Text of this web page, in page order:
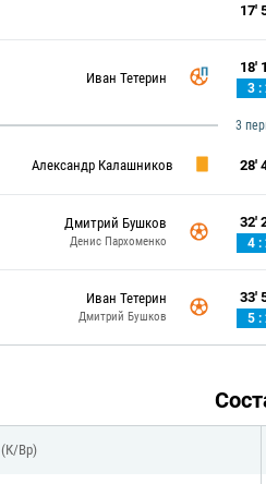
17'
Иван Тетерин
18'
3 :
3
Александр Калашников 28'
Дмитрий Бушков
Денис Пархоменко
32'
4 :
Иван Тетерин
Дмитрий Бушков
33'
5 :
(К/Вр)